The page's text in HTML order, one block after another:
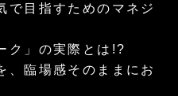
目指すためのマネジ
ク」の実際とは!?
臨場感そのままにお